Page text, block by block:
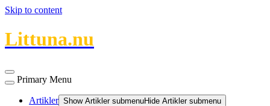
Skip to content
Littuna.nu
Primary Menu
Artikler Show Artikler submenuHide Artikler submenu